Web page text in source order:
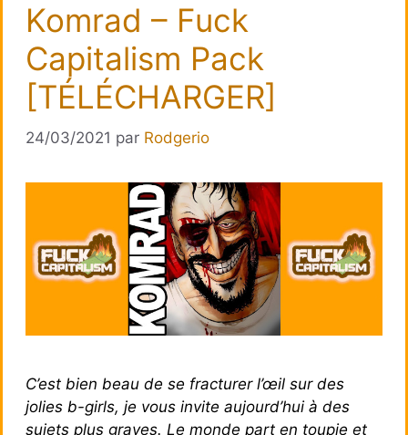
Komrad – Fuck
Capitalism Pack
[TÉLÉCHARGER]
24/03/2021 par Rodgerio
C’est bien beau de se fracturer l’œil sur des
jolies b-girls, je vous invite aujourd’hui à des
sujets plus graves. Le monde part en toupie et